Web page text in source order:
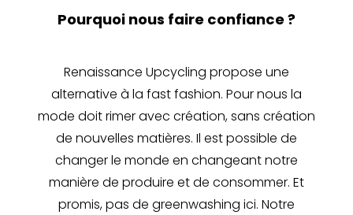
Pourquoi nous faire confiance ?
Renaissance Upcycling propose une
alternative à la fast fashion. Pour nous la
mode doit rimer avec création, sans création
de nouvelles matières. Il est possible de
changer le monde en changeant notre
manière de produire et de consommer. Et
promis, pas de greenwashing ici. Notre